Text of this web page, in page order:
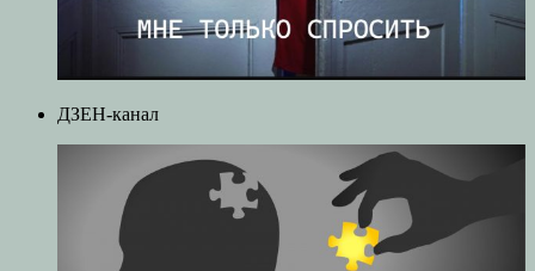
ДЗЕН-канал